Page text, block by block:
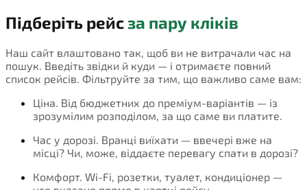
Підберіть рейсза пару кліків
Наш сайт влаштовано так, щоб ви не витрачали час на
пошук. Введіть звідки й куди — і отримаєте повний
список рейсів. Фільтруйте за тим, що важливо саме вам:
Ціна. Від бюджетних до преміум-варіантів — із
зрозумілим розподілом, за що саме ви платите.
Час у дорозі. Вранці виїхати — ввечері вже на
місці? Чи, може, віддаєте перевагу спати в дорозі?
Комфорт. Wi-Fi, розетки, туалет, кондиціонер —